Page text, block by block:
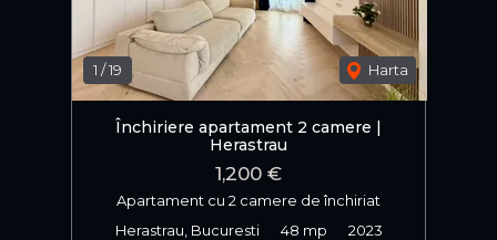
1 /19 Harta
Închiriere apartament 2 camere |
Herastrau
1,200 €
Apartament cu 2 camere de închiriat
Herastrau, Bucuresti
48 mp 2023